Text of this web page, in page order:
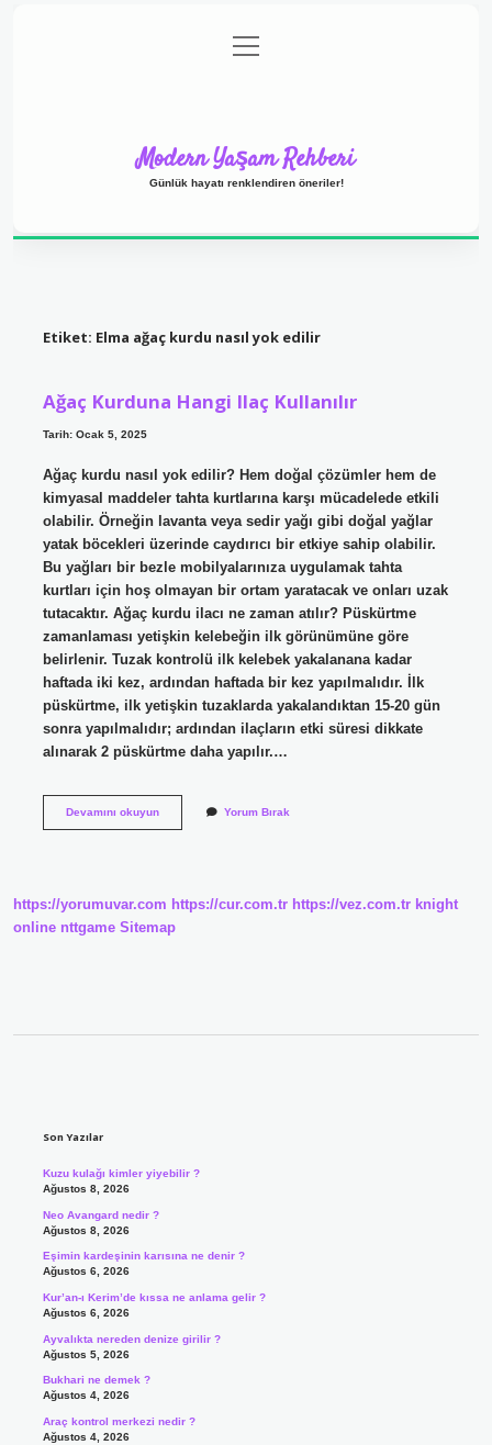
Gizlilik Politikası
menüyü
aç
Modern Yaşam Rehberi
Günlük hayatı renklendiren öneriler!
Etiket: Elma ağaç kurdu nasıl yok edilir
Ağaç Kurduna Hangi Ilaç Kullanılır
Tarih: Ocak 5, 2025
Ağaç kurdu nasıl yok edilir? Hem doğal çözümler hem de
kimyasal maddeler tahta kurtlarına karşı mücadelede etkili
olabilir. Örneğin lavanta veya sedir yağı gibi doğal yağlar
yatak böcekleri üzerinde caydırıcı bir etkiye sahip olabilir.
Bu yağları bir bezle mobilyalarınıza uygulamak tahta
kurtları için hoş olmayan bir ortam yaratacak ve onları uzak
tutacaktır. Ağaç kurdu ilacı ne zaman atılır? Püskürtme
zamanlaması yetişkin kelebeğin ilk görünümüne göre
belirlenir. Tuzak kontrolü ilk kelebek yakalanana kadar
haftada iki kez, ardından haftada bir kez yapılmalıdır. İlk
püskürtme, ilk yetişkin tuzaklarda yakalandıktan 15-20 gün
sonra yapılmalıdır; ardından ilaçların etki süresi dikkate
alınarak 2 püskürtme daha yapılır.…
Devamını okuyunAğaç
Yorum Bırak
https://yorumuvar.com https://cur.com.tr https://vez.com.tr knight
online nttgame Sitemap
Son Yazılar
Kuzu kulağı kimler yiyebilir ?
Ağustos 8, 2026
Neo Avangard nedir ?
Ağustos 8, 2026
Eşimin kardeşinin karısına ne denir ?
Ağustos 6, 2026
Kur’an-ı Kerim’de kıssa ne anlama gelir ?
Ağustos 6, 2026
Ayvalıkta nereden denize girilir ?
Ağustos 5, 2026
Bukhari ne demek ?
Ağustos 4, 2026
Araç kontrol merkezi nedir ?
Ağustos 4, 2026